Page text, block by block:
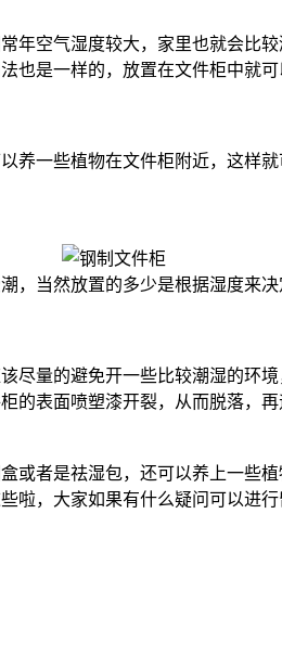
空气湿度较大，家里也就会比
也是一样的，放置在文件柜中就可
一些植物在文件柜附近，这样
当然放置的多少是根据湿度来决
量的避免开一些比较潮湿的环
表面喷塑漆开裂，从而脱落，
或者是祛湿包，还可以养上一些
，大家如果有什么疑问可以进